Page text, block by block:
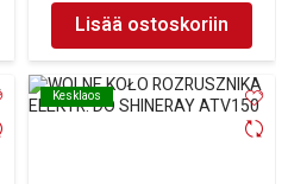
Lisää ostoskoriin
Kesklaos
Kesklaos